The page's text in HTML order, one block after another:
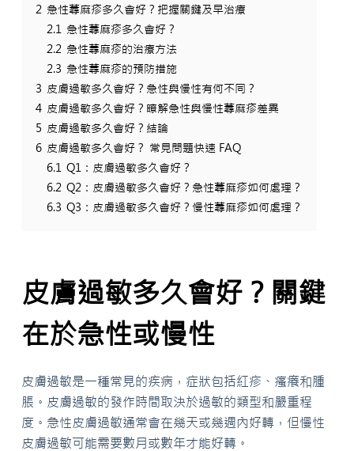
2 急性蕁麻疹多久會好？把握關鍵及早治療
2.1 急性蕁麻疹多久會好？
2.2 急性蕁麻疹的治療方法
2.3 急性蕁麻疹的預防措施
3 皮膚過敏多久會好？急性與慢性有何不同？
4 皮膚過敏多久會好？瞭解急性與慢性蕁麻疹差異
5 皮膚過敏多久會好？結論
6 皮膚過敏多久會好？ 常見問題快速 FAQ
6.1 Q1：皮膚過敏多久會好？
6.2 Q2：皮膚過敏多久會好？急性蕁麻疹如何處理？
6.3 Q3：皮膚過敏多久會好？慢性蕁麻疹如何處理？
皮膚過敏多久會好？關鍵
在於急性或慢性
皮膚過敏是一種常見的疾病，症狀包括紅疹、瘙癢和腫
脹。皮膚過敏的發作時間取決於過敏的類型和嚴重程
度。急性皮膚過敏通常會在幾天或幾週內好轉，但慢性
皮膚過敏可能需要數月或數年才能好轉。